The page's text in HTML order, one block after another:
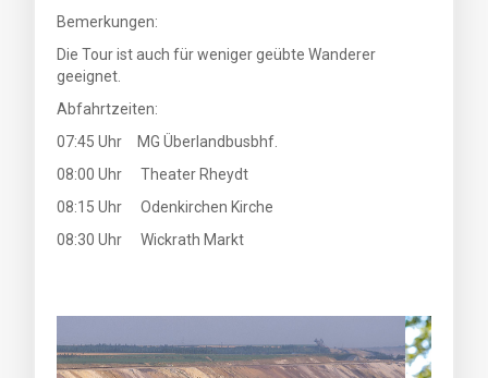
Bemerkungen:
Die Tour ist auch für weniger geübte Wanderer
geeignet.
Abfahrtzeiten:
07:45 Uhr MG Überlandbusbhf.
08:00 Uhr Theater Rheydt
08:15 Uhr Odenkirchen Kirche
08:30 Uhr Wickrath Markt